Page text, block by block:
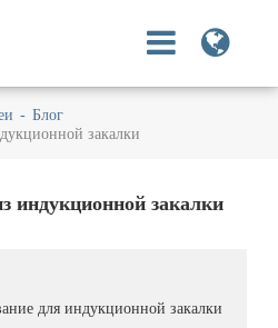
Блог
закалки
индукционной закалки
для индукционной закалки